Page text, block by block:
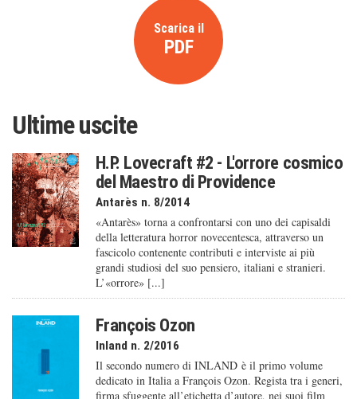
Scarica il
PDF
Ultime uscite
H.P. Lovecraft #2 - L'orrore cosmico
del Maestro di Providence
Antarès n. 8/2014
«Antarès» torna a confrontarsi con uno dei capisaldi
della letteratura horror novecentesca, attraverso un
fascicolo contenente contributi e interviste ai più
grandi studiosi del suo pensiero, italiani e stranieri.
L’«orrore» [...]
François Ozon
Inland n. 2/2016
Il secondo numero di INLAND è il primo volume
dedicato in Italia a François Ozon. Regista tra i generi,
firma sfuggente all’etichetta d’autore, nei suoi film